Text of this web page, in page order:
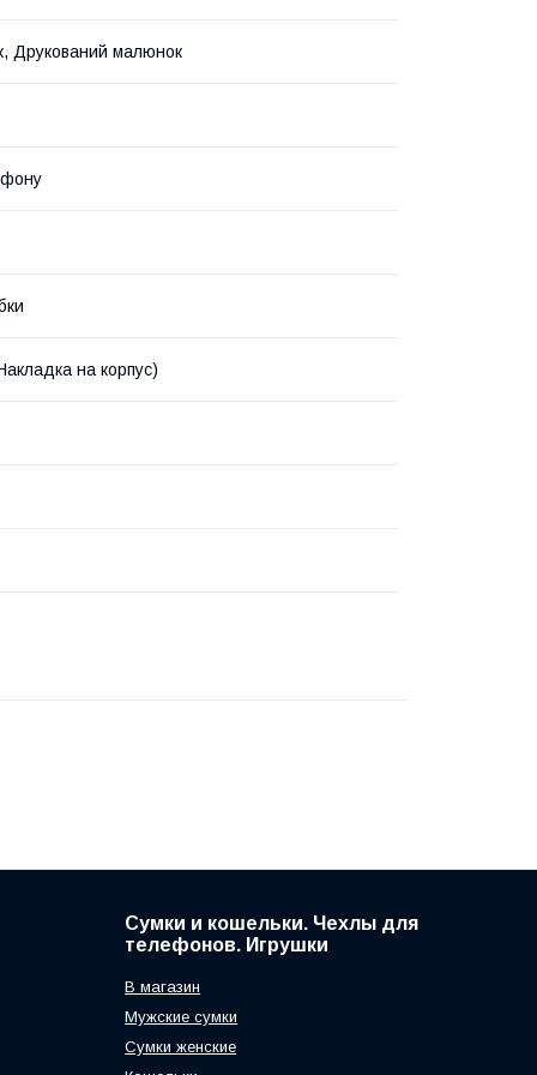
Друкований малюнок
на корпус)
Сумки и кошельки. Чехлы для
телефонов. Игрушки
В магазин
Мужские сумки
Сумки женские